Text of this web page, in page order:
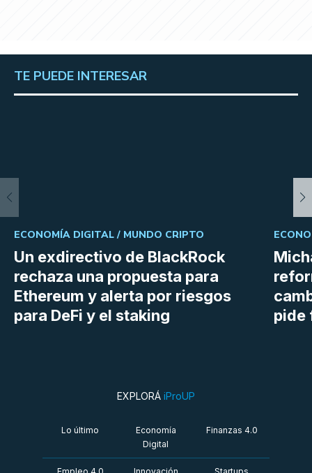
TE PUEDE INTERESAR
Un exdirectivo de BlackRock
rechaza una propuesta para
Ethereum y alerta por riesgos
para DeFi y el staking
ECONOMÍA DIGITAL / MUNDO CRIPTO
pide
EXPLORÁ iProUP
Lo último
Economía
Digital
Finanzas 4.0